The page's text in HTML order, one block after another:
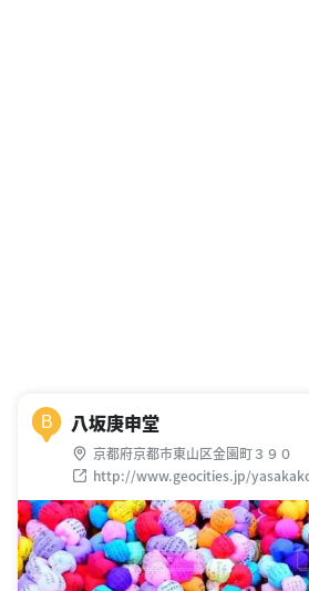
B 八坂庚申堂
京都府京都市東山区金園町３９０
http://www.geocities.jp/